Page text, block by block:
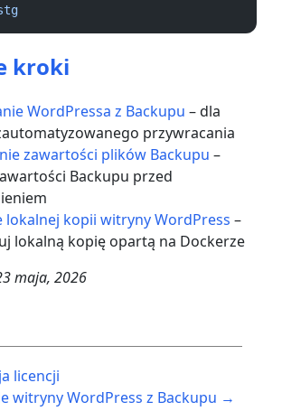
kroki
WordPressa z Backupu – dla
przywracania
zawartości plików Backupu –
Backupu przed
lokalnej kopii witryny WordPress –
lokalną kopię opartą na Dockerze
maja, 2026
licencji
witryny WordPress z Backupu →